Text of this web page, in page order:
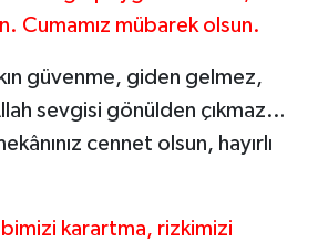
Cumamız mübarek olsun.
güvenme, giden gelmez,
sevgisi gönülden çıkmaz…
cennet olsun, hayırlı
karartma, rizkimizi